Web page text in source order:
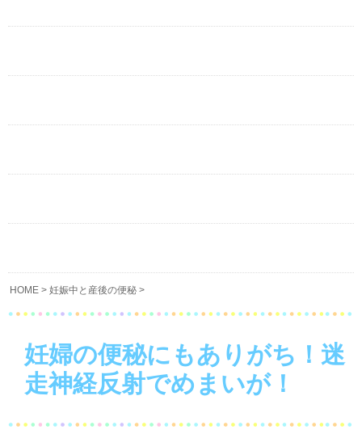
HOME > 妊娠中と産後の便秘 >
妊婦の便秘にもありがち！迷
走神経反射でめまいが！